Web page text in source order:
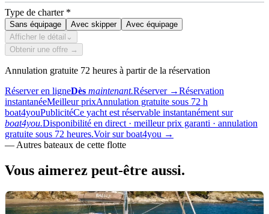
Type de charter *
Sans équipage Avec skipper
Avec équipage
Afficher le détail ⌄
Obtenir une offre →
Annulation gratuite 72 heures à partir de la réservation
Réserver en ligneDès maintenant.Réserver →Réservation
instantanéeMeilleur prixAnnulation gratuite sous 72 h
boat4youPublicitéCe yacht est réservable instantanément sur
boat4you.Disponibilité en direct · meilleur prix garanti · annulation
gratuite sous 72 heures.Voir sur boat4you →
— Autres bateaux de cette flotte
Vous aimerez peut-être aussi.